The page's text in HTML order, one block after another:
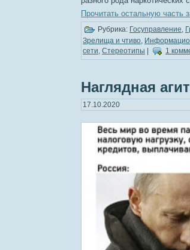
Прочитать остальную часть
Рубрика: Госуправление,
Зрелища и чтиво,
сети, Стереотипы 1
Наглядная
17.10.2020